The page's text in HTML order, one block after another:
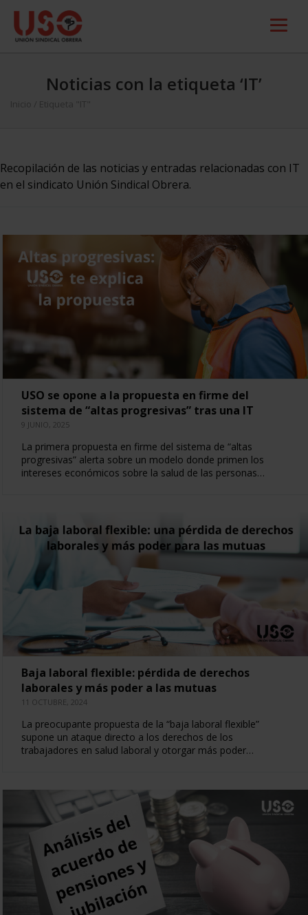
Noticias con la etiqueta ‘IT’
Inicio Etiqueta "IT"
Recopilación de las noticias y entradas relacionadas con IT
en el sindicato Unión Sindical Obrera.
USO se opone a la propuesta en firme del
sistema de “altas progresivas” tras una IT
9 JUNIO, 2025
La primera propuesta en firme del sistema de “altas
progresivas” alerta sobre un modelo donde primen los
intereses económicos sobre la salud de las personas…
Baja laboral flexible: pérdida de derechos
laborales y más poder a las mutuas
11 OCTUBRE, 2024
La preocupante propuesta de la “baja laboral flexible”
supone un ataque directo a los derechos de los
trabajadores en salud laboral y otorgar más poder…